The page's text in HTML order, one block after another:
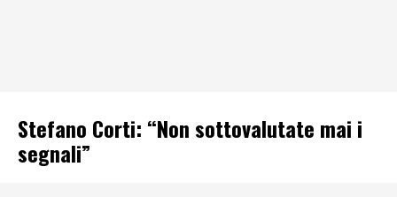
Stefano Corti: “Non sottovalutate mai i
segnali”